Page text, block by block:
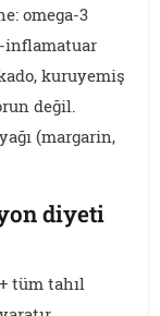
omega-3
inflamatuar
kuruyemiş
değil.
(margarin,
diyeti
tüm tahıl